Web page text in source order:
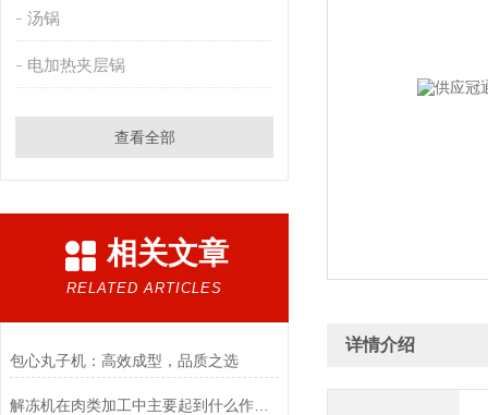
汤锅
电加热夹层锅
查看全部
相关文章
RELATED ARTICLES
包心丸子机：高效成型，品质之选
解冻机在肉类加工中主要起到什么作用？
详情介绍